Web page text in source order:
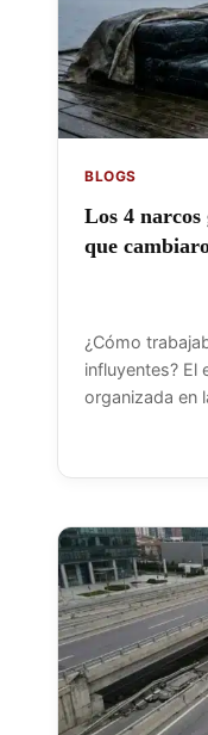
BLOGS
Los 4 narcos
que
¿Cómo
influyentes? El
organizada en